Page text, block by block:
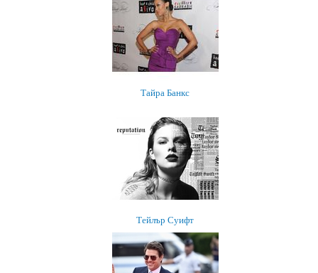
Тайра Банкс
Тейлър Суифт